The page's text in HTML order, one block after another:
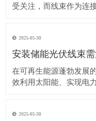
受关注，而线束作为连
让车辆运行更稳定、安
驾驶习惯对线束的影响
2025-05-30
安装储能光伏线束
在可再生能源蓬勃发展
效利用太阳能、实现电
安全。因此，在安装储
2025-05-30